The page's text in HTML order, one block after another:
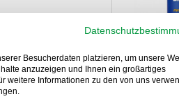
Besucherdaten platzieren, um unsere
anzuzeigen und Ihnen ein großartiges
weitere Informationen zu den von uns